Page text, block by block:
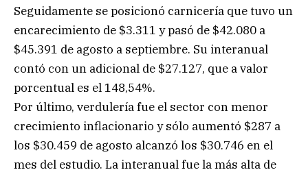
Seguidamente se posicionó carnicería que tuvo un
encarecimiento de $3.311 y pasó de $42.080 a
$45.391 de agosto a septiembre. Su interanual
contó con un adicional de $27.127, que a valor
porcentual es el 148,54%.
Por último, verdulería fue el sector con menor
crecimiento inflacionario y sólo aumentó $287 a
los $30.459 de agosto alcanzó los $30.746 en el
mes del estudio. La interanual fue la más alta de